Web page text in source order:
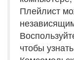
Плейлист
чтобы